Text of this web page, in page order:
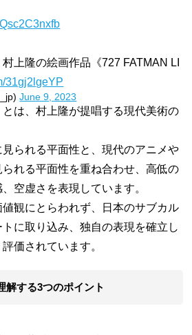
上隆の絵画作品《727 FATMAN LI
31gj2lgeYP
June 9, 2023
とは、村上隆が提唱する現代美術の
られる平面性と、現代のアニメや
れる平面性を重ね合わせ、高低の
空虚さを表現しています。
観にとらわれず、日本のサブカル
に取り込み、独自の表現を確立し
価されています。
解する3つのポイント